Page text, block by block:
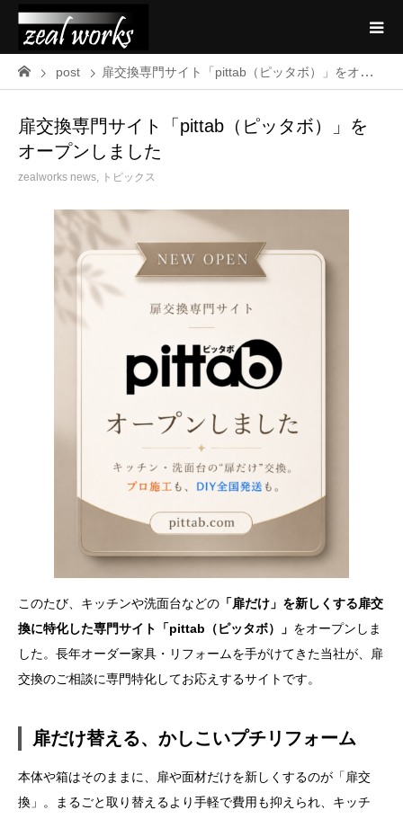
post 扉交換専門サイト「pittab（ピッタボ）」をオープンしました
扉交換専門サイト「pittab（ピッタボ）」を
オープンしました
zealworks news, トピックス
このたび、キッチンや洗面台などの 「扉だけ」を新しくする扉交
換に特化した専門サイト「pittab（ピッタボ）」 をオープンしま
した。長年オーダー家具・リフォームを手がけてきた当社が、扉
交換のご相談に専門特化してお応えするサイトです。
扉だけ替える、かしこいプチリフォーム
本体や箱はそのままに、扉や面材だけを新しくするのが「扉交
換」。まるごと取り替えるより手軽で費用も抑えられ、キッチ